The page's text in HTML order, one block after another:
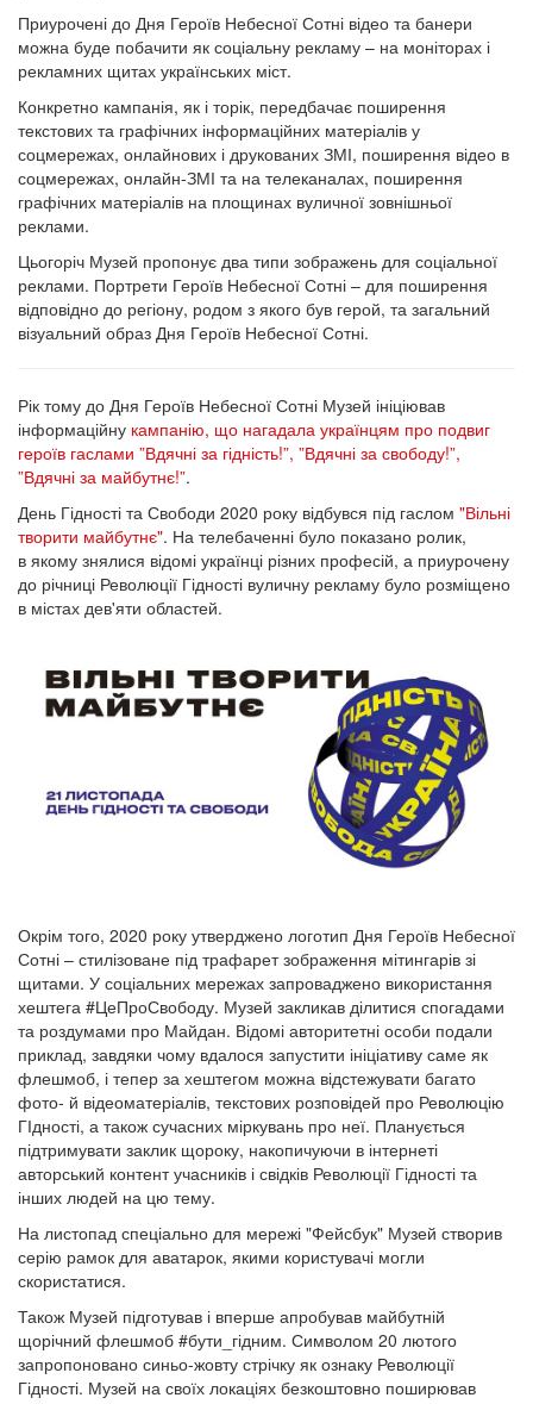
Приурочені до Дня Героїв Небесної Сотні відео та банери
можна буде побачити як соціальну рекламу – на моніторах і
рекламних щитах українських міст.
Конкретно кампанія, як і торік, передбачає поширення
текстових та графічних інформаційних матеріалів у
соцмережах, онлайнових і друкованих ЗМІ, поширення відео в
соцмережах, онлайн-ЗМІ та на телеканалах, поширення
графічних матеріалів на площинах вуличної зовнішньої
реклами.
Цьогоріч Музей пропонує два типи зображень для соціальної
реклами. Портрети Героїв Небесної Сотні – для поширення
відповідно до регіону, родом з якого був герой, та загальний
візуальний образ Дня Героїв Небесної Сотні.
Рік тому до Дня Героїв Небесної Сотні Музей ініціював
інформаційну кампанію, що нагадала українцям про подвиг
героїв гаслами ”Вдячні за гідність!”, ”Вдячні за свободу!”,
”Вдячні за майбутнє!”.
День Гідності та Свободи 2020 року відбувся під гаслом "Вільні
творити майбутнє". На телебаченні було показано ролик,
в якому знялися відомі українці різних професій, а приурочену
до річниці Революції Гідності вуличну рекламу було розміщено
в містах дев'яти областей.
Окрім того, 2020 року утверджено логотип Дня Героїв Небесної
Сотні – стилізоване під трафарет зображення мітингарів зі
щитами. У соціальних мережах запроваджено використання
хештега #ЦеПроСвободу. Музей закликав ділитися спогадами
та роздумами про Майдан. Відомі авторитетні особи подали
приклад, завдяки чому вдалося запустити ініціативу саме як
флешмоб, і тепер за хештегом можна відстежувати багато
фото- й відеоматеріалів, текстових розповідей про Революцію
ГІдності, а також сучасних міркувань про неї. Планується
підтримувати заклик щороку, накопичуючи в інтернеті
авторський контент учасників і свідків Революції Гідності та
інших людей на цю тему.
На листопад спеціально для мережі "Фейсбук" Музей створив
серію рамок для аватарок, якими користувачі могли
скористатися.
Також Музей підготував і вперше апробував майбутній
щорічний флешмоб #бути_гідним. Символом 20 лютого
запропоновано синьо-жовту стрічку як ознаку Революції
Гідності. Музей на своїх локаціях безкоштовно поширював